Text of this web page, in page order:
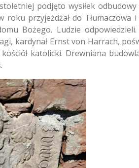
podjęto wysiłek
przyjeżdżał do Tłumaczowa
Bożego. Ludzie
kardynał Ernst von Harrach,
katolicki. Drewniana